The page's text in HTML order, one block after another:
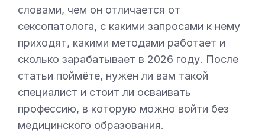
словами, чем он отличается от
сексопатолога, с какими запросами к нему
приходят, какими методами работает и
сколько зарабатывает в 2026 году. После
статьи поймёте, нужен ли вам такой
специалист и стоит ли осваивать
профессию, в которую можно войти без
медицинского образования.